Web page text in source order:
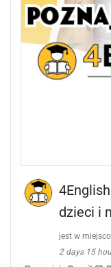
dzieci i
jest w
2 days 15